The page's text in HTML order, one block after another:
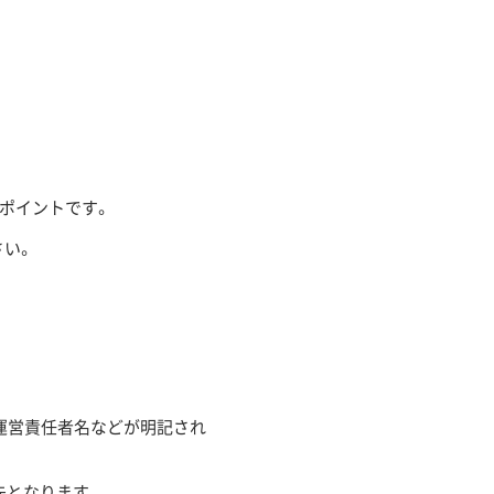
イントです。
。
営責任者名などが明記され